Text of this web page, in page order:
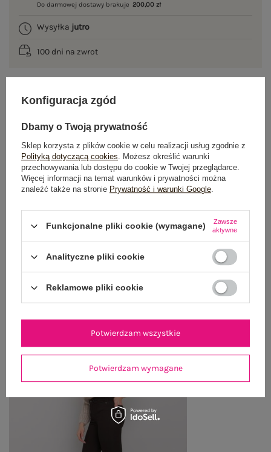
Do darmowej dostawy brakuje 200,00 zł
Wysyłka jutro
100 dni na zwrot
OPIS PRODUKTU
GŁÓWNE PARAMETRY
OPINIE O PRODUKCIE (0)
WYSYŁKA I DOSTAWA
OSTATNIO OGLĄDANE
Zobacz wszystko
Konfiguracja zgód
Dbamy o Twoją prywatność
Sklep korzysta z plików cookie w celu realizacji usług zgodnie z
Polityką dotyczącą cookies. Możesz określić warunki
przechowywania lub dostępu do cookie w Twojej przeglądarce.
Więcej informacji na temat warunków i prywatności można
znaleźć także na stronie Prywatność i warunki Google.
Funkcjonalne pliki cookie (wymagane)
Zawsze
aktywne
Analityczne pliki cookie
Reklamowe pliki cookie
Potwierdzam wymagane
Potwierdzam wszystkie